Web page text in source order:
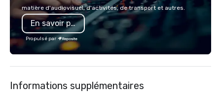
seamless from start to finish. We are
also a certified WOSB.
matière d'audiovisuel, d'activités, de transport et autres.
En savoir plus
Propulsé par
Informations supplémentaires